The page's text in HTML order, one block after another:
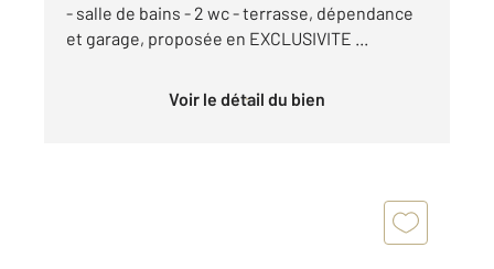
- salle de bains - 2 wc - terrasse, dépendance
et garage, proposée en EXCLUSIVITE ...
Voir le détail du bien